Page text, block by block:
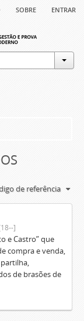
sobre entrar
de referência
]
e Castro” que
compra e venda,
de brasões de